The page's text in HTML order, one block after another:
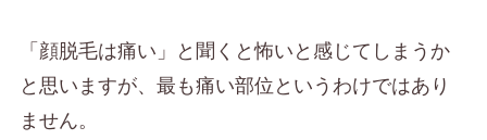
「顔脱毛は痛い」と聞くと怖いと感じてしまうか
と思いますが、最も痛い部位というわけではあり
ません。